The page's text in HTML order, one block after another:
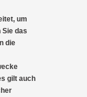
um
Sie das
die
gilt auch